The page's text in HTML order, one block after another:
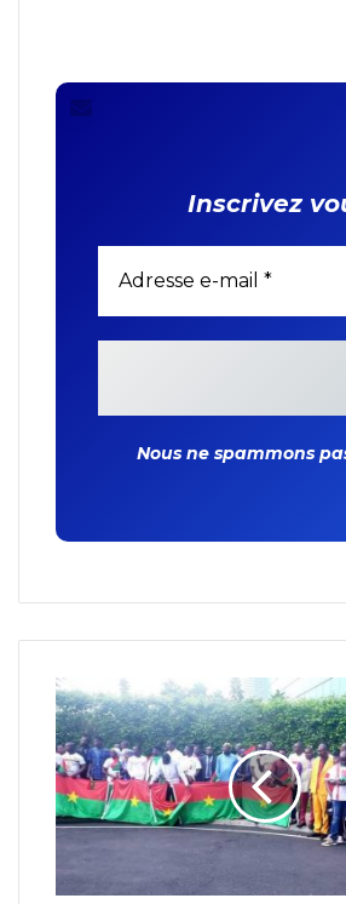
Inscrivez
Nous ne spammons